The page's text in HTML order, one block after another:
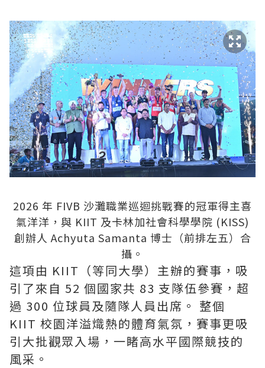
2026 年 FIVB 沙灘職業巡迴挑戰賽的冠軍得主喜
氣洋洋，與 KIIT 及卡林加社會科學學院 (KISS)
創辦人 Achyuta Samanta 博士（前排左五）合
攝。
這項由 KIIT（等同大學）主辦的賽事，吸
引了來自 52 個國家共 83 支隊伍參賽，超
過 300 位球員及隨隊人員出席。 整個
KIIT 校園洋溢熾熱的體育氣氛，賽事更吸
引大批觀眾入場，一睹高水平國際競技的
風采。